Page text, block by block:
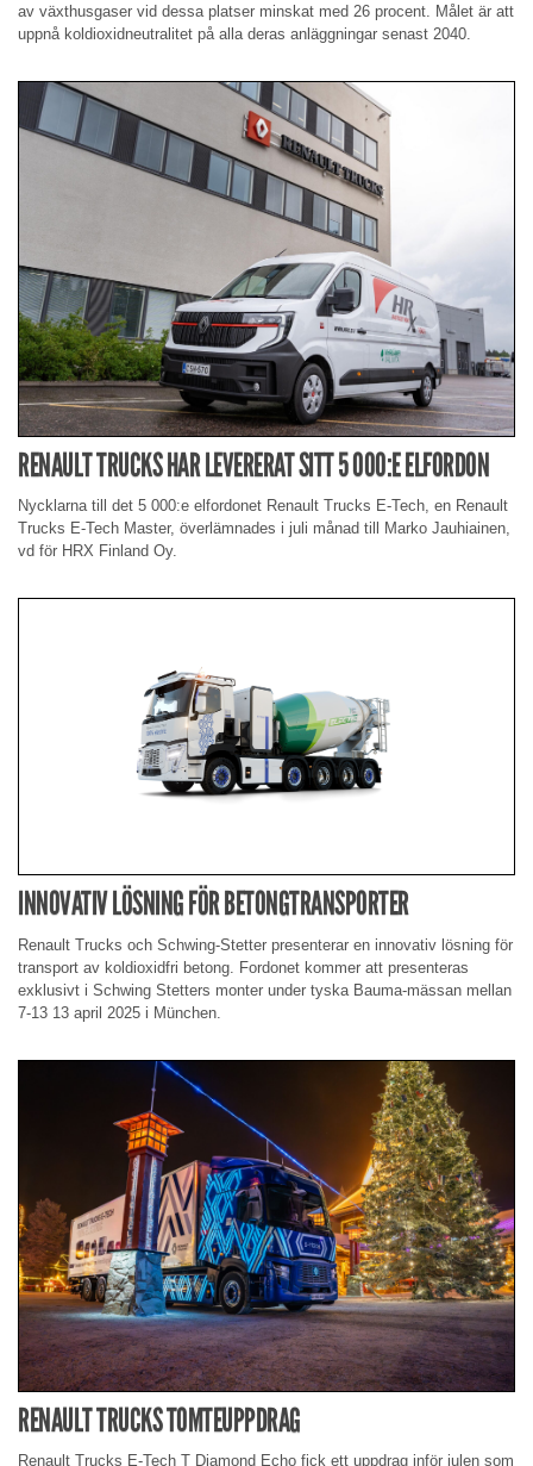
av växthusgaser vid dessa platser minskat med 26 procent. Målet är att
uppnå koldioxidneutralitet på alla deras anläggningar senast 2040.
RENAULT TRUCKS HAR LEVERERAT SITT 5 000:E ELFORDON
Nycklarna till det 5 000:e elfordonet Renault Trucks E-Tech, en Renault
Trucks E-Tech Master, överlämnades i juli månad till Marko Jauhiainen,
vd för HRX Finland Oy.
INNOVATIV LÖSNING FÖR BETONGTRANSPORTER
Renault Trucks och Schwing-Stetter presenterar en innovativ lösning för
transport av koldioxidfri betong. Fordonet kommer att presenteras
exklusivt i Schwing Stetters monter under tyska Bauma-mässan mellan
7-13 13 april 2025 i München.
RENAULT TRUCKS TOMTEUPPDRAG
Renault Trucks E-Tech T Diamond Echo fick ett uppdrag inför julen som